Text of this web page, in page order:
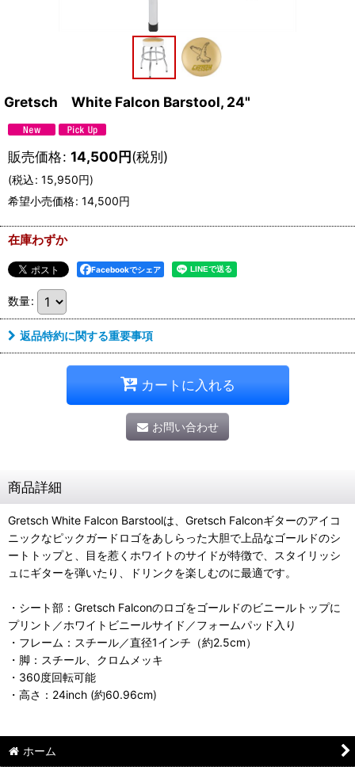
Gretsch White Falcon Barstool, 24"
販売価格: 14,500円(税別)
(税込: 15,950円)
希望小売価格: 14,500円
在庫わずか
Facebookでシェア
数量:
返品特約に関する重要事項
カートに入れる
お問い合わせ
商品詳細
Gretsch White Falcon Barstoolは、Gretsch Falconギターのアイコ
ニックなピックガードロゴをあしらった大胆で上品なゴールドのシ
ートトップと、目を惹くホワイトのサイドが特徴で、スタイリッシ
ュにギターを弾いたり、ドリンクを楽しむのに最適です。
・シート部：Gretsch Falconのロゴをゴールドのビニールトップに
プリント／ホワイトビニールサイド／フォームパッド入り
・フレーム：スチール／直径1インチ（約2.5cm）
・脚：スチール、クロムメッキ
・360度回転可能
・高さ：24inch (約60.96cm)
ホーム